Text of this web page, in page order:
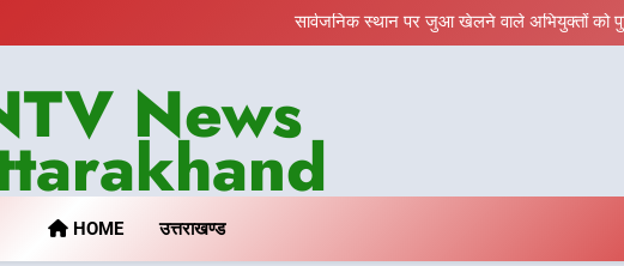
राज्य स्तर तक
सार्वजनिक स्थान पर जुआ खेलने वाले अभियुक्तों को
जनकल्याण, रोजगार, शिक्षा, श्रमिक हित और आधारभूत विकास को
खेल महाकुंभ 2026ः 01 सितंबर से सजेगा मुख्यमंत्री चौम्पियनशिप ट्रॉफी
सार्वजनिक स्थान पर जुआ खेलने वाले अभियुक्तों को
जनकल्याण, रोजगार, शिक्षा, श्रमिक हित और आधारभूत विकास को नई
News
HOME उत्तराखण्ड